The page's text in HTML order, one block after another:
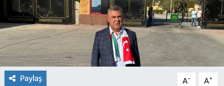
Paylaş A- A+